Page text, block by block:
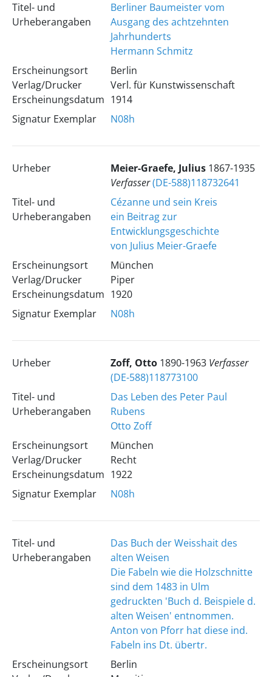
Titel- und
Urheberangaben
Berliner Baumeister vom
Ausgang des achtzehnten
Jahrhunderts
Hermann Schmitz
Erscheinungsort
Verlag/Drucker
Erscheinungsdatum
Berlin
Verl. für Kunstwissenschaft
1914
Signatur Exemplar
N08h
Urheber Meier-Graefe, Julius 1867-1935
Verfasser(DE-588)118732641
Titel- und
Urheberangaben
Cézanne und sein Kreis
ein Beitrag zur
Entwicklungsgeschichte
von Julius Meier-Graefe
Erscheinungsort
Verlag/Drucker
Erscheinungsdatum
München
Piper
1920
Signatur Exemplar
N08h
Urheber Zoff, Otto 1890-1963 Verfasser
(DE-588)118773100
Titel- und
Urheberangaben
Das Leben des Peter Paul
Rubens
Otto Zoff
Erscheinungsort
Verlag/Drucker
Erscheinungsdatum
München
Recht
1922
Signatur Exemplar
N08h
Titel- und
Urheberangaben
Das Buch der Weisshait des
alten Weisen
Die Fabeln wie die Holzschnitte
sind dem 1483 in Ulm
gedruckten 'Buch d. Beispiele d.
alten Weisen' entnommen.
Anton von Pforr hat diese ind.
Fabeln ins Dt. übertr.
Erscheinungsort
Berlin